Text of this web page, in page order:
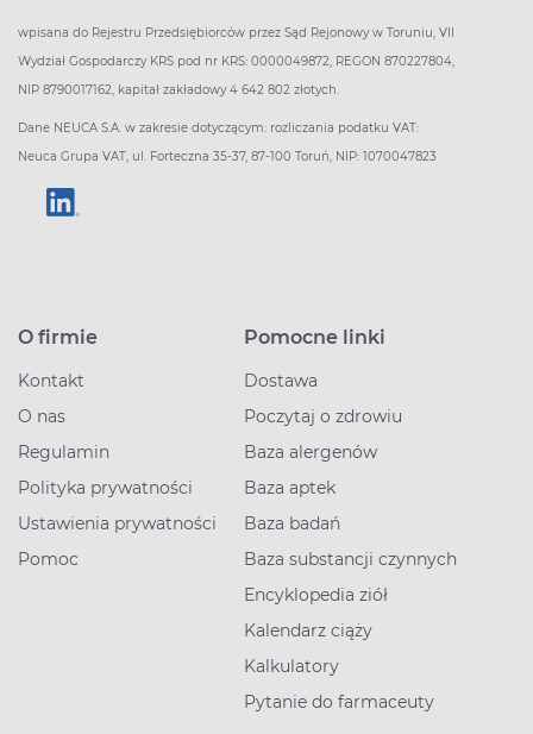
wpisana do Rejestru Przedsiębiorców przez Sąd Rejonowy w Toruniu, VII
Wydział Gospodarczy KRS pod nr KRS: 0000049872, REGON 870227804,
NIP 8790017162, kapitał zakładowy 4 642 802 złotych.
Dane NEUCA S.A. w zakresie dotyczącym: rozliczania podatku VAT:
Neuca Grupa VAT, ul. Forteczna 35-37, 87-100 Toruń, NIP: 1070047823
O firmie
Kontakt
O nas
Regulamin
Polityka prywatności
Ustawienia prywatności
Pomoc
Pomocne linki
Dostawa
Poczytaj o zdrowiu
Baza alergenów
Baza aptek
Baza badań
Baza substancji czynnych
Encyklopedia ziół
Kalendarz ciąży
Kalkulatory
Pytanie do farmaceuty